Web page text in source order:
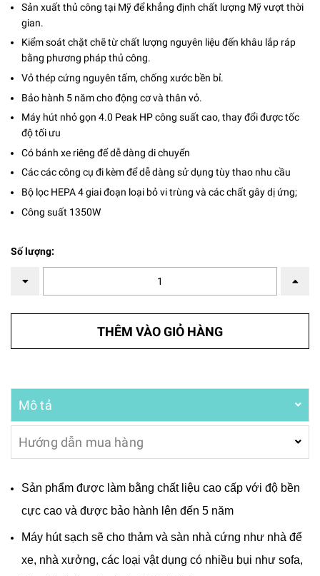
Sản xuất thủ công tại Mỹ để khẳng định chất lượng Mỹ vượt thời
gian.
Kiểm soát chặt chẽ từ chất lượng nguyên liệu đến khâu lắp ráp
bằng phương pháp thủ công.
Vỏ thép cứng nguyên tấm, chống xước bền bỉ.
Bảo hành 5 năm cho động cơ và thân vỏ.
Máy hút nhỏ gọn 4.0 Peak HP công suất cao, thay đổi được tốc
độ tối ưu
Có bánh xe riêng để dễ dàng di chuyển
Các các công cụ đi kèm để dễ dàng sử dụng tùy thao nhu cầu
Bộ lọc HEPA 4 giai đoạn loại bỏ vi trùng và các chất gây dị ứng;
Công suất 1350W
Số lượng:
THÊM VÀO GIỎ HÀNG
Mô tả
Hướng dẫn mua hàng
Sản phẩm được làm bằng chất liệu cao cấp với độ bền
cực cao và được bảo hành lên đến 5 năm
Máy hút sạch sẽ cho thảm và sàn nhà cứng như nhà để
xe, nhà xưởng, các loại vật dụng có nhiều bụi như sofa,